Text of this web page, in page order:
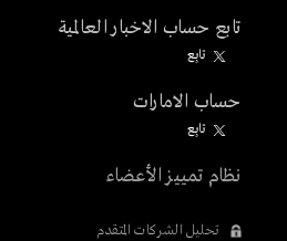
تابع حساب الاخبار العالمية
تابِع
حساب الامارات
تابِع
نظام تمييز الأعضاء
تحليل الشركات المتقدم